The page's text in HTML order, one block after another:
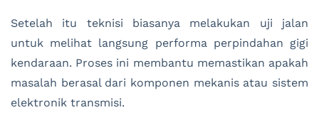
Setelah itu teknisi biasanya melakukan uji jalan
untuk melihat langsung performa perpindahan gigi
kendaraan. Proses ini membantu memastikan apakah
masalah berasal dari komponen mekanis atau sistem
elektronik transmisi.